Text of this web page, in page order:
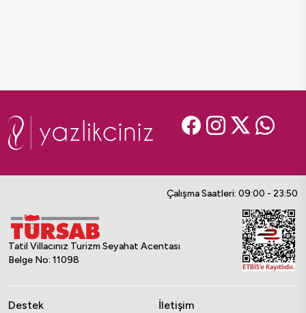
Çalışma Saatleri: 09:00 - 23:50
Tatil Villacınız Turizm Seyahat Acentası
Belge No: 11098
Destek İletişim